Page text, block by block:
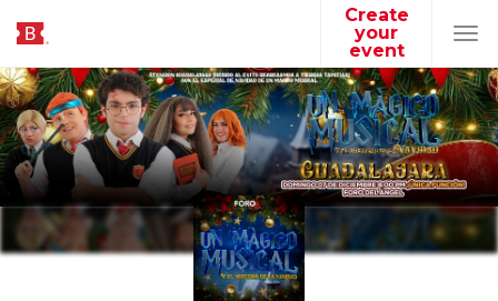
Create
your
event